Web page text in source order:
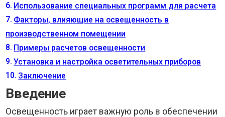
Использование специальных программ для расчета
Факторы, влияющие на освещенность в
производственном помещении
Примеры расчетов освещенности
Установка и настройка осветительных приборов
Заключение
Введение
Освещенность играет важную роль в обеспечении